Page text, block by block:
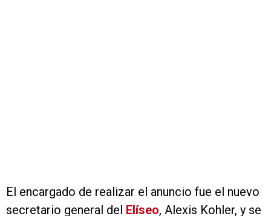
El encargado de realizar el anuncio fue el nuevo
secretario general del Elíseo, Alexis Kohler, y se